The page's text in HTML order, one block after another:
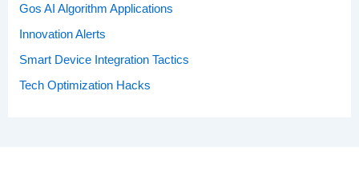
Gos AI Algorithm Applications
Innovation Alerts
Smart Device Integration Tactics
Tech Optimization Hacks